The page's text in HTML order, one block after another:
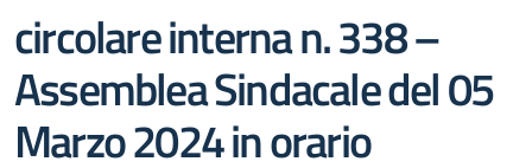
circolare interna n. 338 –
Assemblea Sindacale del 05
Marzo 2024 in orario